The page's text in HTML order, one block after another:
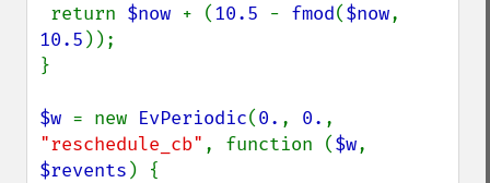
return $now + (10.5 - fmod($now
10.5 ));
}
$w = new EvPeriodic(0. , 0.
"reschedule_cb" , function ($w
$revents ) {